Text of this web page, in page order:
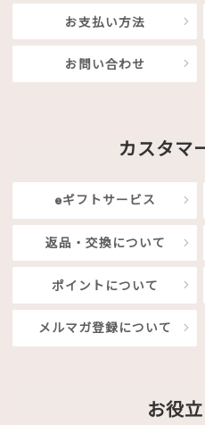
お支払い方法
お問い合わせ
カスタマ
eギフトサービス
返品・交換について
ポイントについて
メルマガ登録について
お役